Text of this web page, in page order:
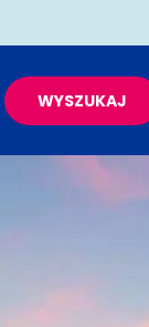
WYSZUKAJ